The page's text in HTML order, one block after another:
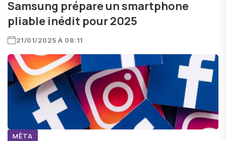
Samsung prépare un smartphone
pliable inédit pour 2025
21/01/2025 À 08:11
MÊTA